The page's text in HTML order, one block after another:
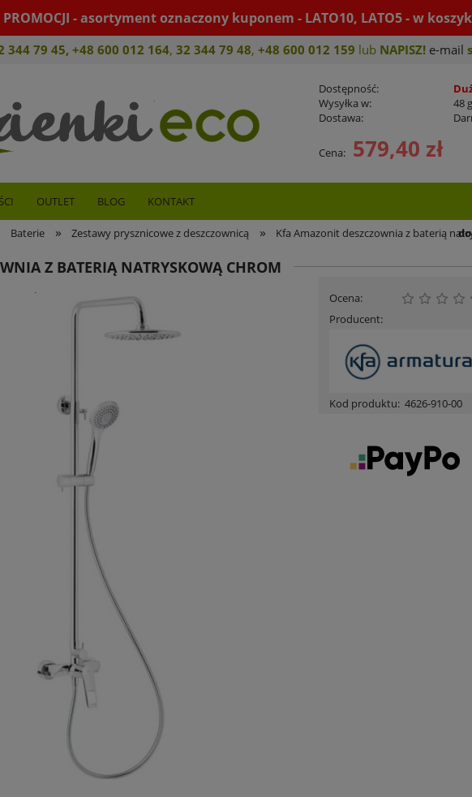
PROMOCJI - asortyment oznaczony kuponem - LATO10, LATO5 - w
344 79 45, +48 600 012 164, 32 344 79 48, +48 600 012 159 lub NAPISZ! e-mail
OUTLET BLOG KONTAKT
Baterie » Zestawy prysznicowe z deszczownicą » Kfa Amazonit deszczownia z baterią
Z BATERIĄ NATRYSKOWĄ CHROM
Dostępność:
Wysyłka w:
48
Dostawa:
Cena nie zawiera ewentualnych
Cena: 579,40 zł
Ocena:
Producent:
Kod produktu: 4626-910-00